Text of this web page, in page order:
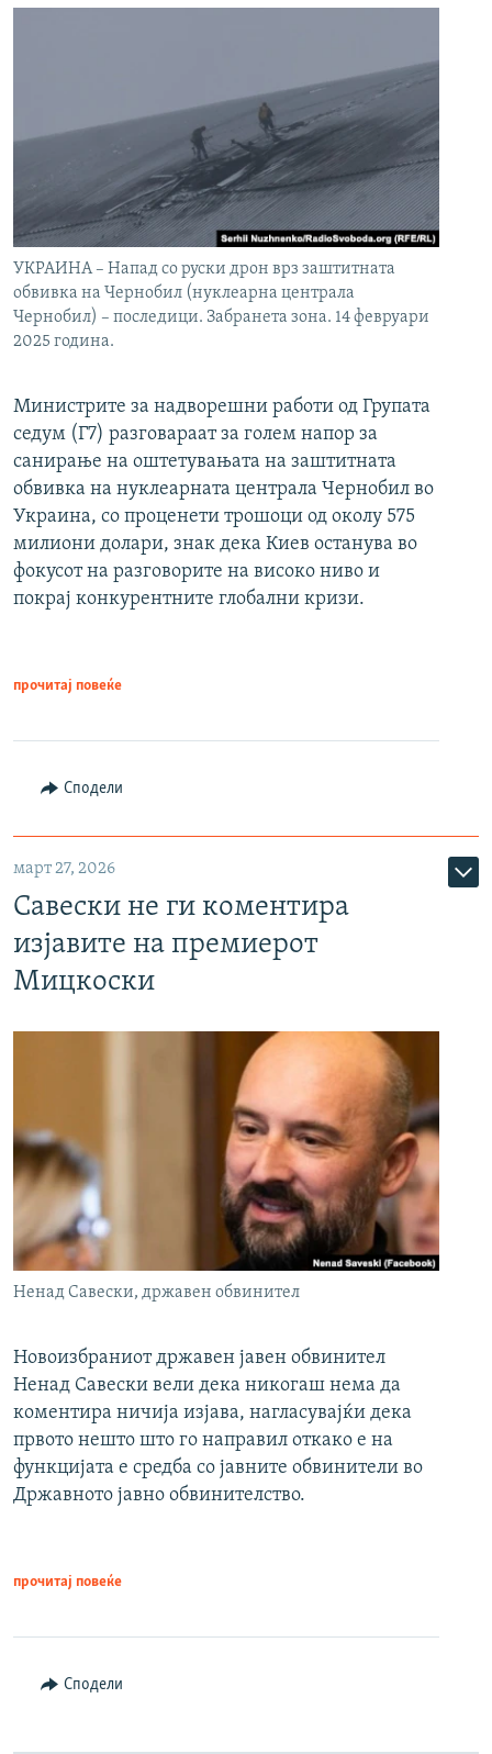
УКРАИНА – Напад со руски дрон врз заштитната
обвивка на Чернобил (нуклеарна централа
Чернобил) – последици. Забранета зона. 14 февруари
2025 година.
Министрите за надворешни работи од Групата
седум (Г7) разговараат за голем напор за
санирање на оштетувањата на заштитната
обвивка на нуклеарната централа Чернобил во
Украина, со проценети трошоци од околу 575
милиони долари, знак дека Киев останува во
фокусот на разговорите на високо ниво и
покрај конкурентните глобални кризи.
прочитај повеќе
Сподели
март 27, 2026
Савески не ги коментира
изјавите на премиерот
Мицкоски
Ненад Савески, државен обвинител
Новоизбраниот државен јавен обвинител
Ненад Савески вели дека никогаш нема да
коментира ничија изјава, нагласувајќи дека
првото нешто што го направил откако е на
функцијата е средба со јавните обвинители во
Државното јавно обвинителство.
прочитај повеќе
Сподели